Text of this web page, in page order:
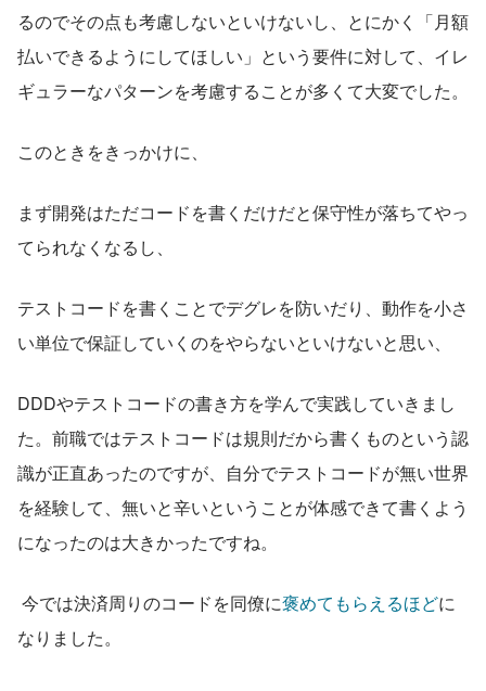
るのでその点も考慮しないといけないし、とにかく「月額
払いできるようにしてほしい」という要件に対して、イレ
このときをきっかけに、
まず開発はただコードを書くだけだと保守性が落ちてやっ
てられなくなるし、
テストコードを書くことでデグレを防いだり、動作を小さ
い単位で保証していくのをやらないといけないと思い、
DDDやテストコードの書き方を学んで実践していきまし
た。前職ではテストコードは規則だから書くものという認
識が正直あったのですが、自分でテストコードが無い世界
を経験して、無いと辛いということが体感できて書くよう
になったのは大きかったですね。
今では決済周りのコードを同僚に褒めてもらえるほどに
なりました。